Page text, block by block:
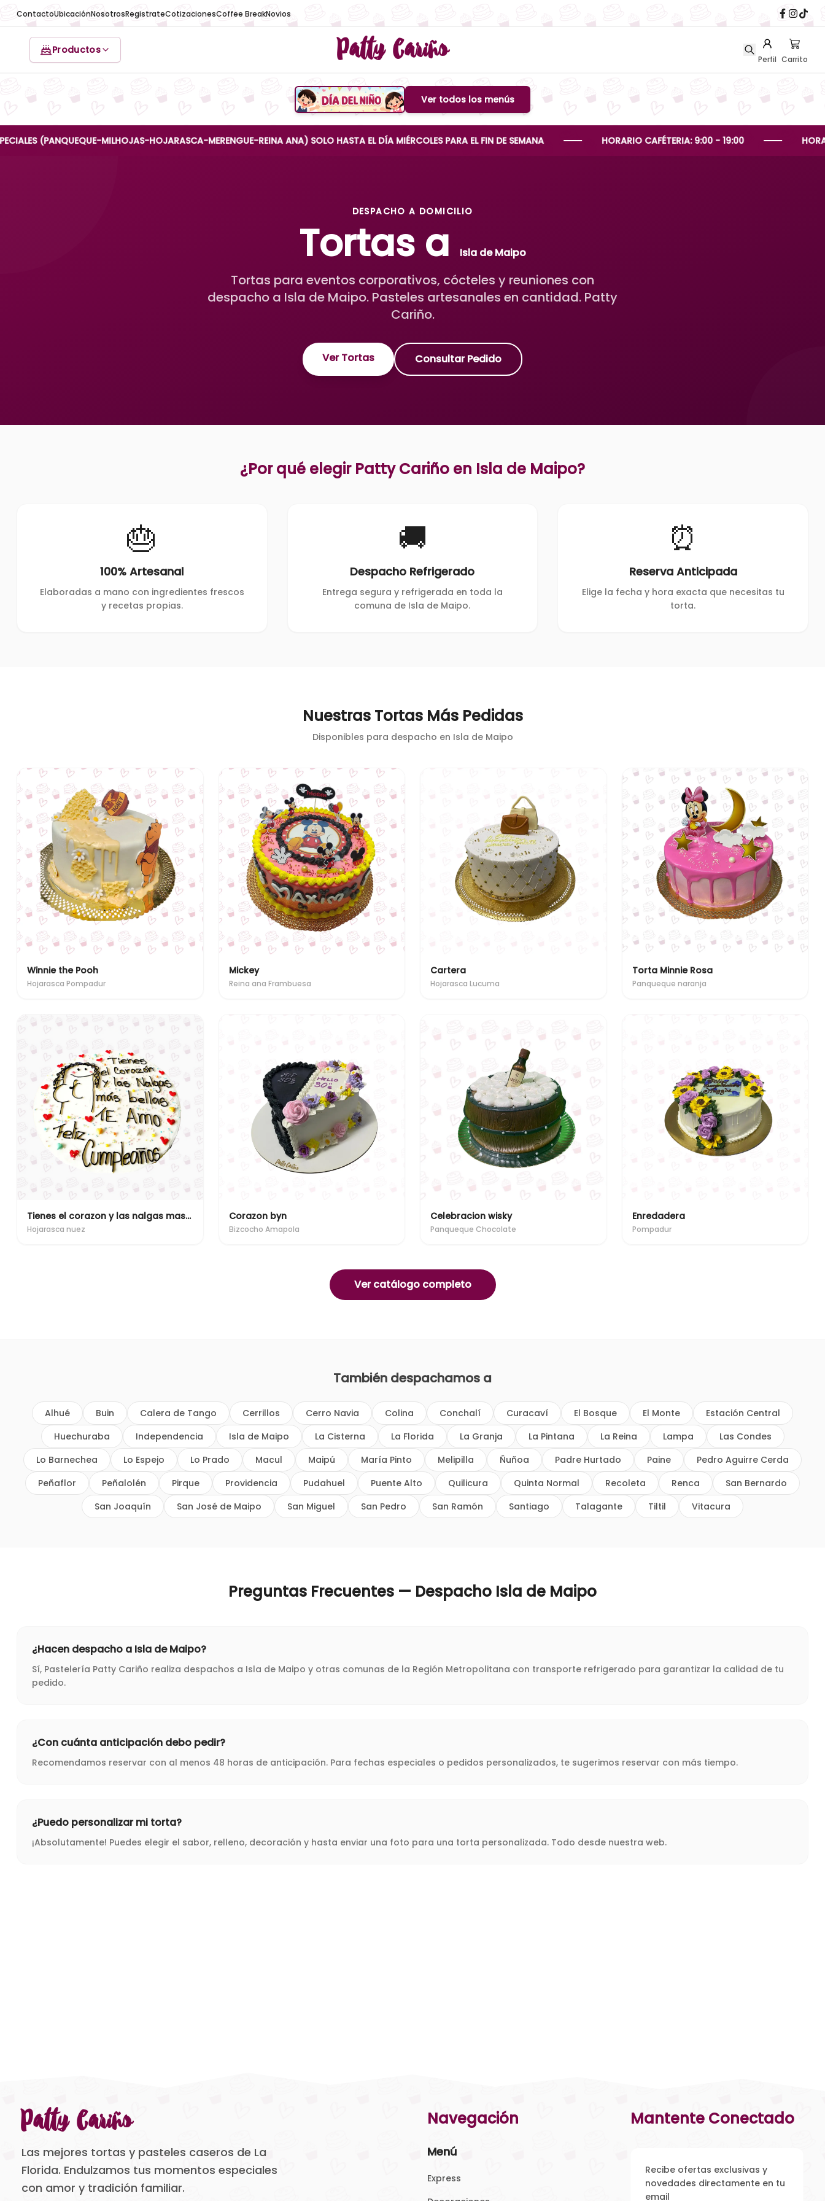
ContactoUbicaciónNosotrosRegistrateCotizacionesCoffee BreakNovios
Productos Patty Cariño Perfil Carrito
Boton de menuVer todos los menús
(PANQUEQUE-MILHOJAS-HOJARASCA-MERENGUE-REINA ANA) SOLO HASTA EL DÍA MIÉRCOLES PARA EL FIN DE SEMANA HORARIO CAFÉTERIA: 9:00 - 19:00 HORARIO
DESPACHO A DOMICILIO
Tortas a Isla de Maipo
Tortas para eventos corporativos, cócteles y reuniones con
despacho a Isla de Maipo. Pasteles artesanales en cantidad. Patty
Cariño.
Ver Tortas Consultar Pedido
¿Por qué elegir Patty Cariño en Isla de Maipo?
🎂
100% Artesanal
Elaboradas a mano con ingredientes frescos
y recetas propias.
🚚
Despacho Refrigerado
Entrega segura y refrigerada en toda la
comuna de Isla de Maipo.
⏰
Reserva Anticipada
Elige la fecha y hora exacta que necesitas tu
torta.
Nuestras Tortas Más Pedidas
Disponibles para despacho en Isla de Maipo
Winnie the Pooh
Hojarasca Pompadur
Mickey
Reina ana Frambuesa
Cartera
Hojarasca Lucuma
Torta Minnie Rosa
Panqueque naranja
Tienes el corazon y las nalgas mas bellas
Hojarasca nuez
Corazon byn
Bizcocho Amapola
Celebracion wisky
Panqueque Chocolate
Enredadera
Pompadur
Ver catálogo completo
También despachamos a
Alhué Buin Calera de Tango Cerrillos Cerro Navia Colina Conchalí Curacaví El Bosque El Monte
Estación Central
Huechuraba
Independencia Isla de Maipo La Cisterna La Florida La Granja La Pintana La Reina Lampa
Las Condes
Lo Barnechea
Lo Espejo Lo Prado Macul Maipú María Pinto Melipilla Ñuñoa Padre Hurtado Paine
Pedro Aguirre Cerda
Peñaflor
Peñalolén Pirque Providencia Pudahuel Puente Alto Quilicura Quinta Normal Recoleta Renca
San Bernardo
San Joaquín
San José de Maipo San Miguel San Pedro San Ramón Santiago Talagante Tiltil Vitacura
Preguntas Frecuentes — Despacho Isla de Maipo
¿Hacen despacho a Isla de Maipo?
Sí, Pastelería Patty Cariño realiza despachos a Isla de Maipo y otras comunas de la Región Metropolitana con transporte refrigerado para garantizar la calidad de tu
pedido.
¿Con cuánta anticipación debo pedir?
Recomendamos reservar con al menos 48 horas de anticipación. Para fechas especiales o pedidos personalizados, te sugerimos reservar con más tiempo.
¿Puedo personalizar mi torta?
¡Absolutamente! Puedes elegir el sabor, relleno, decoración y hasta enviar una foto para una torta personalizada. Todo desde nuestra web.
Patty Cariño
Las mejores tortas y pasteles caseros de La
Florida. Endulzamos tus momentos especiales
con amor y tradición familiar.
Navegación
Menú
Express
Mantente Conectado
Recibe ofertas exclusivas y
novedades directamente en tu
email